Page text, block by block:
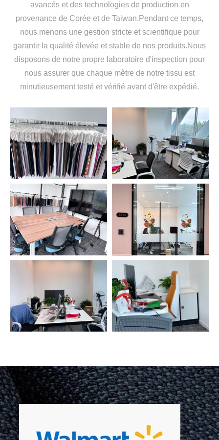
avancés et des technologies de production en
provenance de Corée et de Taiwan.Pendant ce temps,
nous menons une gestion stricte et scientifique pour
garantir la qualité élevée et stable de nos produits.Nous
disposons de notre propre laboratoire d'inspection pour
nous assurer que chaque mètre de notre tissu est
minutieusement testé et vérifié avant d'être expédié.